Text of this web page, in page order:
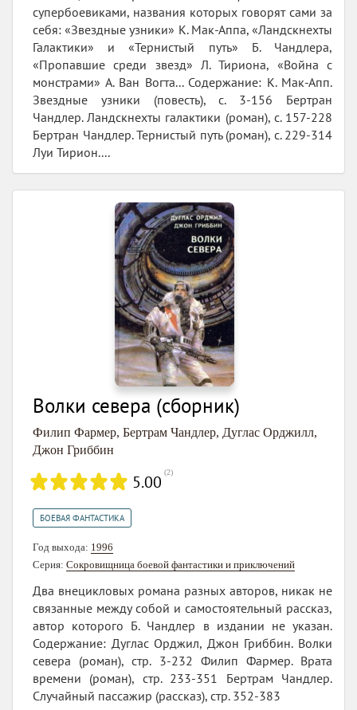
супербоевиками, названия которых говорят сами за
себя: «Звездные узники» К. Мак-Аппа, «Ландскнехты
Галактики» и «Тернистый путь» Б. Чандлера,
«Пропавшие среди звезд» Л. Тириона, «Война с
монстрами» А. Ван Вогта... Содержание: К. Мак-Апп.
Звездные узники (повесть), с. 3-156 Бертран
Чандлер. Ландскнехты галактики (роман), с. 157-228
Бертран Чандлер. Тернистый путь (роман), с. 229-314
Луи Тирион....
Волки севера (сборник)
Филип Фармер, Бертрам Чандлер, Дуглас Орджилл,
Джон Гриббин
5.00 (2)
БОЕВАЯ ФАНТАСТИКА
Год выхода: 1996
Серия: Сокровищница боевой фантастики и приключений
Два внецикловых романа разных авторов, никак не
связанные между собой и самостоятельный рассказ,
автор которого Б. Чандлер в издании не указан.
Содержание: Дуглас Орджил, Джон Гриббин. Волки
севера (роман), стр. 3-232 Филип Фармер. Врата
времени (роман), стр. 233-351 Бертрам Чандлер.
Случайный пассажир (рассказ), стр. 352-383